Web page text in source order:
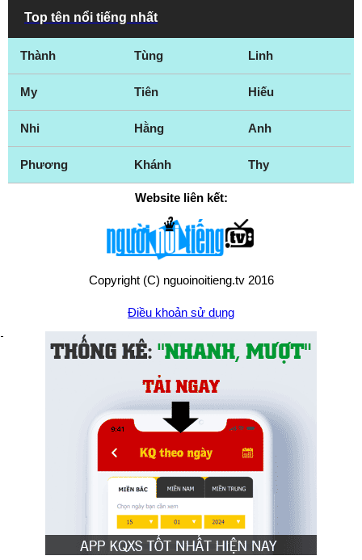
Top tên nổi tiếng nhất
Thành Tùng Linh
My Tiên Hiếu
Nhi Hằng Anh
Phương Khánh Thy
Website liên kết:
Copyright (C) nguoinoitieng.tv 2016
Điều khoản sử dụng
Chính sách quyền riêng tư
mail.nguoinoitieng.tv@gmail.com